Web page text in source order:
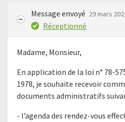
Message envoyé 29 mars
Réceptionné
Madame, Monsieur,
En application de la loi n° 78-
1978, je souhaite recevoir
documents administratifs
- l’agenda des rendez-vous